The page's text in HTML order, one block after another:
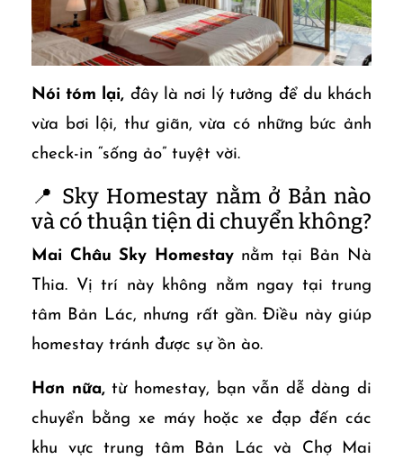
Nói tóm lại, đây là nơi lý tưởng để du khách
vừa bơi lội, thư giãn, vừa có những bức ảnh
check-in “sống ảo” tuyệt vời.
📍 Sky Homestay nằm ở Bản nào
và có thuận tiện di chuyển không?
Mai Châu Sky Homestaynằm tại Bản Nà
Thia. Vị trí này không nằm ngay tại trung
tâm Bản Lác, nhưng rất gần. Điều này giúp
homestay tránh được sự ồn ào.
Hơn nữa,từ homestay, bạn vẫn dễ dàng di
chuyển bằng xe máy hoặc xe đạp đến các
khu vực trung tâm Bản Lác và Chợ Mai